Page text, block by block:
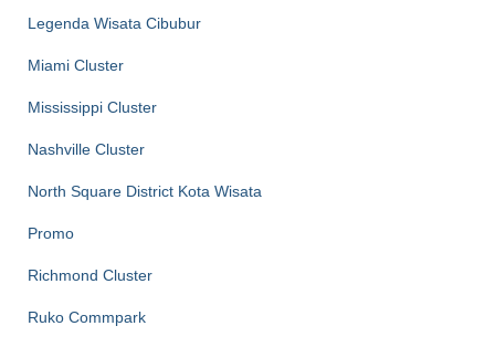
Legenda Wisata Cibubur
Miami Cluster
Mississippi Cluster
Nashville Cluster
North Square District Kota Wisata
Promo
Richmond Cluster
Ruko Commpark